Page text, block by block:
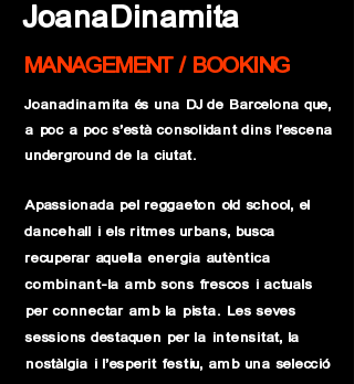
JoanaDinamita
MANAGEMENT / BOOKING
Joanadinamita és una DJ de Barcelona que,
a poc a poc s’està consolidant dins l’escena
underground de la ciutat.
Apassionada pel reggaeton old school, el
dancehall i els ritmes urbans, busca
recuperar aquella energia autèntica
combinant-la amb sons frescos i actuals
per connectar amb la pista. Les seves
sessions destaquen per la intensitat, la
nostàlgia i l’esperit festiu, amb una selecció